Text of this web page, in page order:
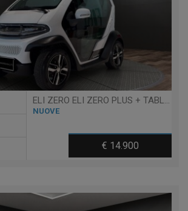
ELI ZERO ELI ZERO PLUS + TABLET - 14 ANNI
NUOVE
€ 14.900